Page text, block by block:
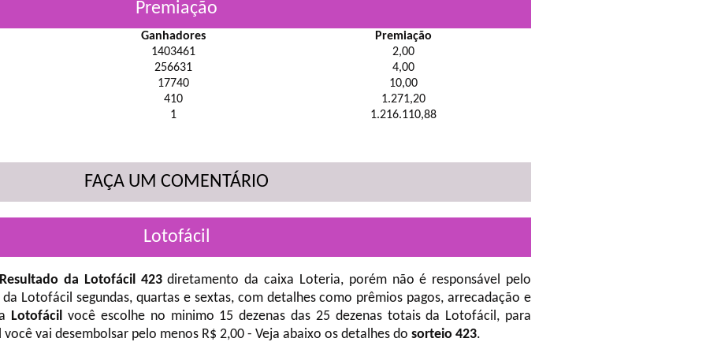
Premiação
Ganhadores
Premiação
1403461
2,00
256631
4,00
17740
10,00
410
1.271,20
1
1.216.110,88
FAÇA UM COMENTÁRIO
Lotofácil
Resultado da Lotofácil 423diretamento da caixa Loteria, porém não é responsável pelo
da Lotofácil segundas, quartas e sextas, com detalhes como prêmios pagos, arrecadação e
Lotofácil você escolhe no minimo 15 dezenas das 25 dezenas totais da Lotofácil, para
vai desembolsar pelo menos R$ 2,00 - Veja abaixo os detalhes do sorteio 423.